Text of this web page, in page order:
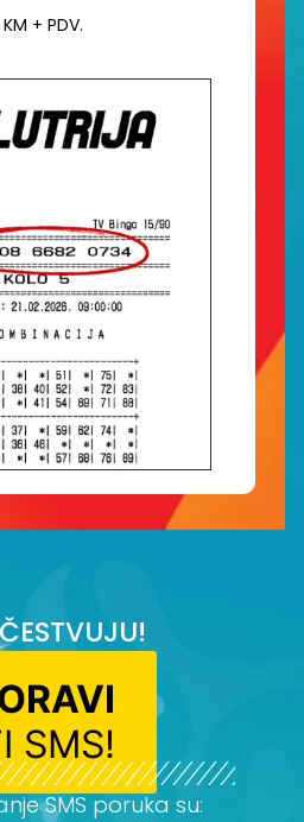
+ PDV.
SMS!
SMS poruka su: